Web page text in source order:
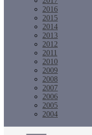
2016
2015
2014
2013
2012
2011
2010
2009
2008
2007
2006
2005
2004